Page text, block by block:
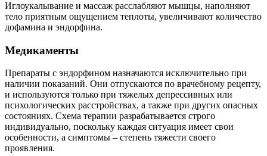
Две главные функции эндорфинов – обезболивание и влияние
на эмоциональную сферу мы уже разобрали. Выработка
рецепторы есть и в нервных узлах внутренних органов.
же функции эндорфинов в организме человека?
Обезболивание
Положительные эмоции
Стимуляция иммунитета
Замедление пищеварения
Заживление ран
Стрессоустойчивость